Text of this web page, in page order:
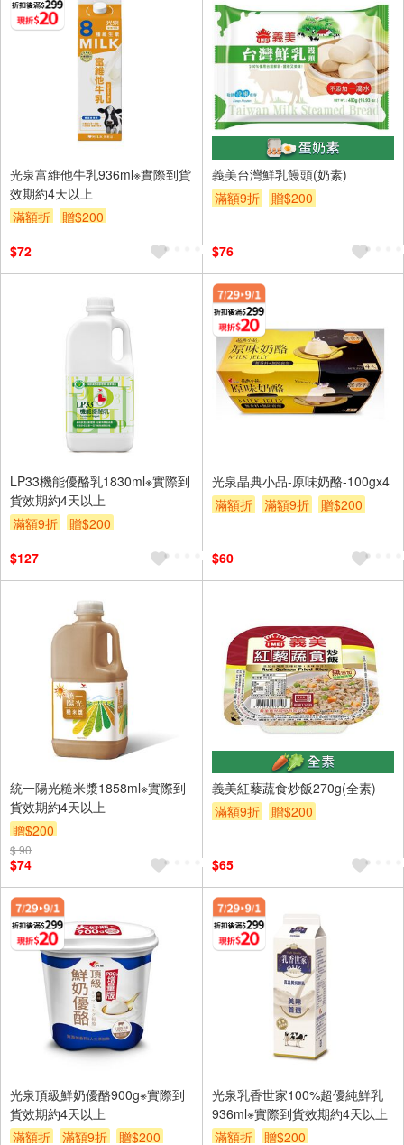
光泉富維他牛乳936ml※實際到貨
效期約4天以上
滿額折
贈$200
$72
義美台灣鮮乳饅頭(奶素)
滿額9折
贈$200
$76
LP33機能優酪乳1830ml※實際到
貨效期約4天以上
滿額9折
贈$200
$127
光泉晶典小品-原味奶酪-100gx4
滿額折
滿額9折 贈$200
$60
統一陽光糙米漿1858ml※實際到
貨效期約4天以上
贈$200
$ 90
$74
義美紅藜蔬食炒飯270g(全素)
滿額9折
贈$200
$65
光泉頂級鮮奶優酪900g※實際到
貨效期約4天以上
滿額折
滿額9折 贈$200
光泉乳香世家100%超優純鮮乳
936ml※實際到貨效期約4天以上
滿額折
贈$200